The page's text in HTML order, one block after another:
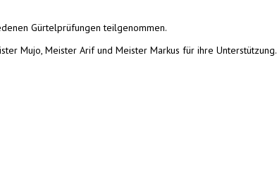
Gürtelprüfungen teilgenommen.
Mujo, Meister Arif und Meister Markus für ihre Unterstützung.